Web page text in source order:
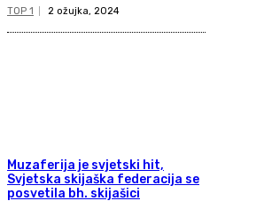
TOP 1 2 ožujka, 2024
Muzaferija je svjetski hit,
Svjetska skijaška federacija se
posvetila bh. skijašici